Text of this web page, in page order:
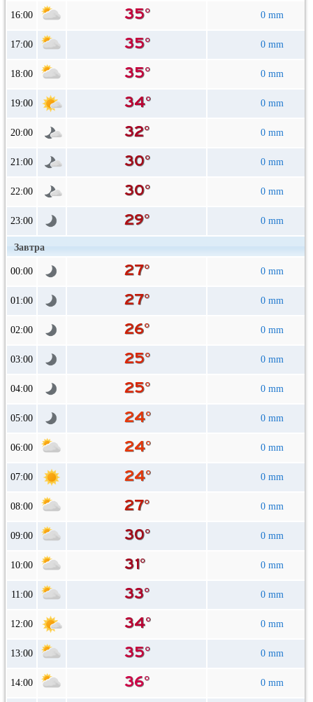
16:00 0 mm
17:00 0 mm
18:00 0 mm
19:00 0 mm
20:00 0 mm
21:00 0 mm
22:00 0 mm
23:00 0 mm
Завтра
00:00 0 mm
01:00 0 mm
02:00 0 mm
03:00 0 mm
04:00 0 mm
05:00 0 mm
06:00 0 mm
07:00 0 mm
08:00 0 mm
09:00 0 mm
10:00 0 mm
11:00 0 mm
12:00 0 mm
13:00 0 mm
14:00 0 mm